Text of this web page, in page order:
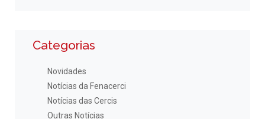
Categorias
Novidades
Notícias da Fenacerci
Notícias das Cercis
Outras Notícias